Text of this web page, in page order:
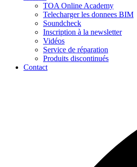
TOA Online Academy
Telecharger les donnees BIM
Soundcheck
Inscription à la newsletter
Vidéos
Service de réparation
Produits discontinués
Contact